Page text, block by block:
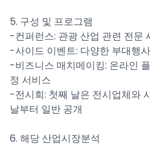
5. 구성 및 프로그램
-컨퍼런스: 관광 산업 관련 전문
-사이드 이벤트: 다양한 부대행
-비즈니스 매치메이킹: 온라인
정 서비스
-전시회: 첫째 날은 전시업체와
날부터 일반 공개
6. 해당 산업시장분석